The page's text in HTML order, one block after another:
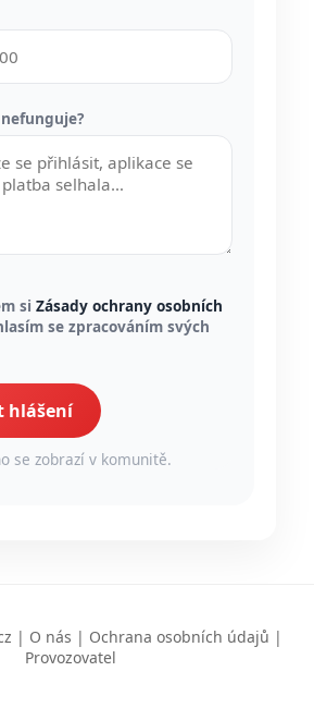
si Zásady ochrany osobních
se zpracováním svých
hlášení
se zobrazí v komunitě.
| O nás | Ochrana osobních údajů |
Provozovatel